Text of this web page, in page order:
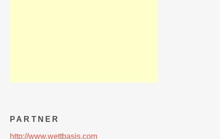
PARTNER
http://www.wettbasis.com